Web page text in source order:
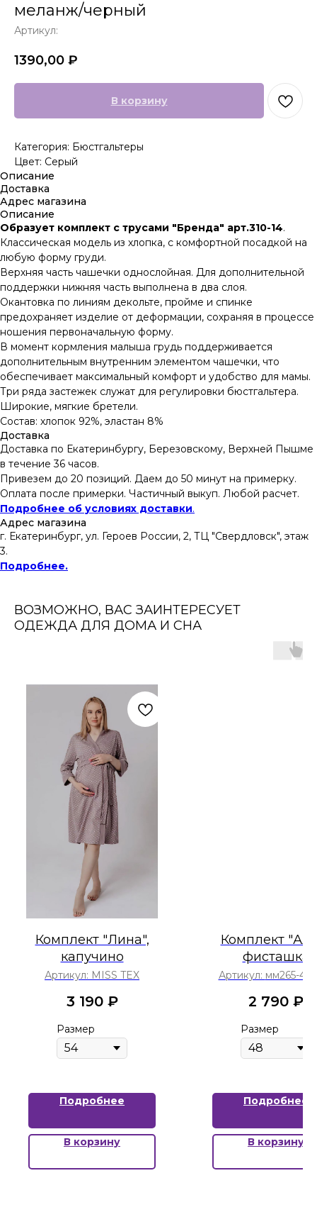
меланж/черный
Артикул:
1390,00 ₽
В корзину
Категория: Бюстгальтеры
Цвет: Серый
Описание
Доставка
Адрес магазина
Описание
Образует комплект с трусами "Бренда" арт.310-14.
Классическая модель из хлопка, с комфортной посадкой на
любую форму груди.
Верхняя часть чашечки однослойная. Для дополнительной
поддержки нижняя часть выполнена в два слоя.
Окантовка по линиям декольте, пройме и спинке
предохраняет изделие от деформации, сохраняя в процессе
ношения первоначальную форму.
В момент кормления малыша грудь поддерживается
дополнительным внутренним элементом чашечки, что
обеспечивает максимальный комфорт и удобство для мамы.
Три ряда застежек служат для регулировки бюстгальтера.
Широкие, мягкие бретели.
Состав: хлопок 92%, эластан 8%
Доставка
Доставка по Екатеринбургу, Березовскому, Верхней Пышме
в течение 36 часов.
Привезем до 20 позиций. Даем до 50 минут на примерку.
Оплата после примерки. Частичный выкуп. Любой расчет.
Подробнее об условиях доставки.
Адрес магазина
г. Екатеринбург, ул. Героев России, 2, ТЦ "Свердловск", этаж
3.
Подробнее.
ВОЗМОЖНО, ВАС ЗАИНТЕРЕСУЕТ
ОДЕЖДА ДЛЯ ДОМА И СНА
Комплект "Лина",
капучино
Артикул: MISS TEX
3 190 ₽
Размер
Подробнее
В корзину
Комплект
фисташка
Артикул: мм265-
2 790 ₽
Размер
Подробнее
В корзину